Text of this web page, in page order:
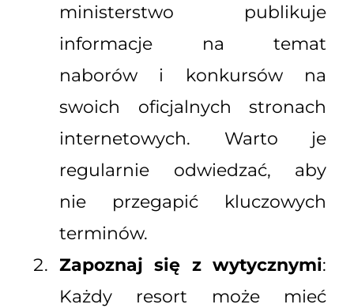
ministerstwo publikuje
informacje na temat
naborów i konkursów na
swoich oficjalnych stronach
internetowych. Warto je
regularnie odwiedzać, aby
nie przegapić kluczowych
terminów.
Zapoznaj się z wytycznymi:
Każdy resort może mieć